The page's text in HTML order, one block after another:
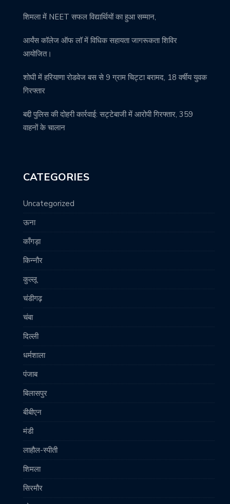
शिमला में NEET सफल विद्यार्थियों का हुआ सम्मान,
आर्यंस कॉलेज ऑफ लॉ में विधिक सहायता जागरूकता शिविर
आयोजित।
शोघी में हरियाणा रोडवेज बस से 9 ग्राम चिट्टा बरामद, 18 वर्षीय युवक
गिरफ्तार
बद्दी पुलिस की दोहरी कार्रवाई: सट्टेबाजी में आरोपी गिरफ्तार, 359
वाहनों के चालान
CATEGORIES
Uncategorized
ऊना
काँगड़ा
किन्नौर
कुल्लू
चंडीगढ़
चंबा
दिल्ली
धर्मशाला
पंजाब
बिलासपुर
बीबीएन
मंडी
लाहौल-स्पीती
शिमला
सिरमौर